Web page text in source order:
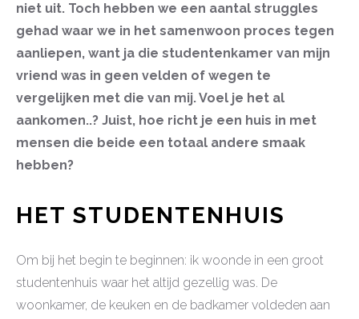
niet uit. Toch hebben we een aantal struggles
gehad waar we in het samenwoon proces tegen
aanliepen, want ja die studentenkamer van mijn
vriend was in geen velden of wegen te
vergelijken met die van mij. Voel je het al
aankomen..? Juist, hoe richt je een huis in met
mensen die beide een totaal andere smaak
hebben?
HET STUDENTENHUIS
Om bij het begin te beginnen: ik woonde in een groot
studentenhuis waar het altijd gezellig was. De
woonkamer, de keuken en de badkamer voldeden aan